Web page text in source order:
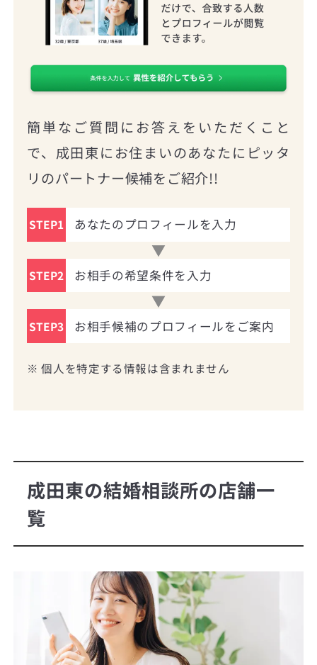
簡単なご質問にお答えをいただくこと
で、成田東にお住まいのあなたにピッタ
リのパートナー候補をご紹介!!
STEP1 あなたのプロフィールを入力
STEP2 お相手の希望条件を入力
STEP3 お相手候補のプロフィールをご案内
※ 個人を特定する情報は含まれません
成田東の結婚相談所の店舗一
覧